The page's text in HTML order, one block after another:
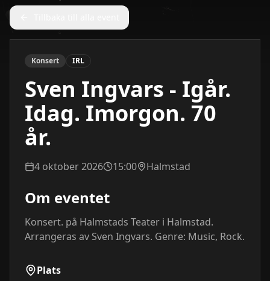
Konsert IRL
Sven Ingvars - Igår.
Idag. Imorgon. 70
år.
4 oktober 2026 15:00 Halmstad
Om eventet
Konsert. på Halmstads Teater i Halmstad.
Arrangeras av Sven Ingvars. Genre: Music, Rock.
Plats